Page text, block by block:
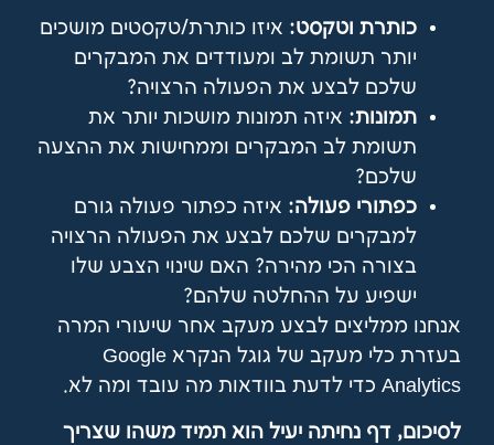
כותרת וטקסט: איזו כותרת/טקסטים מושכים
יותר תשומת לב ומעודדים את המבקרים
שלכם לבצע את הפעולה הרצויה?
תמונות: איזה תמונות מושכות יותר את
תשומת לב המבקרים וממחישות את ההצעה
שלכם?
כפתורי פעולה: איזה כפתור פעולה גורם
למבקרים שלכם לבצע את הפעולה הרצויה
בצורה הכי מהירה? האם שינוי הצבע שלו
ישפיע על ההחלטה שלהם?
אנחנו ממליצים לבצע מעקב אחר שיעורי המרה
בעזרת כלי מעקב של גוגל הנקרא Google
Analytics כדי לדעת בוודאות מה עובד ומה לא.
לסיכום, דף נחיתה יעיל הוא תמיד משהו שצריך